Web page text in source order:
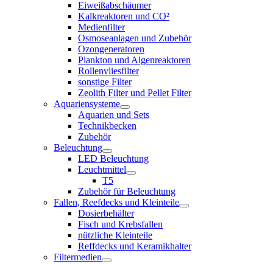
Eiweißabschäumer
Kalkreaktoren und CO²
Medienfilter
Osmoseanlagen und Zubehör
Ozongeneratoren
Plankton und Algenreaktoren
Rollenvliesfilter
sonstige Filter
Zeolith Filter und Pellet Filter
Aquariensysteme
Aquarien und Sets
Technikbecken
Zubehör
Beleuchtung
LED Beleuchtung
Leuchtmittel
T5
Zubehör für Beleuchtung
Fallen, Reefdecks und Kleinteile
Dosierbehälter
Fisch und Krebsfallen
nützliche Kleinteile
Reffdecks und Keramikhalter
Filtermedien